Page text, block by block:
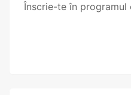
Înscrie-te în programul